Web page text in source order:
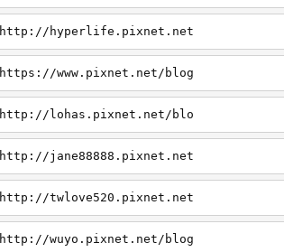
http://hyperlife.pixnet.net
https://www.pixnet.net/blog
http://lohas.pixnet.net/blo
http://jane88888.pixnet.net
http://twlove520.pixnet.net
http://wuyo.pixnet.net/blog